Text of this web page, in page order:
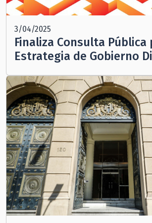
3/04/2025
Finaliza Consulta Pública
Estrategia de Gobierno